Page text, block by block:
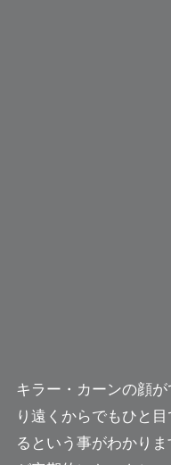
キラー・カーンの顔
り遠くからでもひと
るという事がわかり